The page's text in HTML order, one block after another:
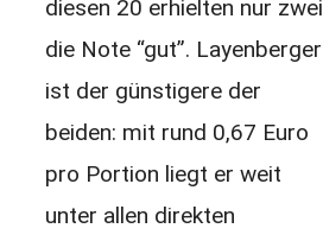
diesen 20 erhielten nur zwei
die Note “gut”. Layenberger
ist der günstigere der
beiden: mit rund 0,67 Euro
pro Portion liegt er weit
unter allen direkten